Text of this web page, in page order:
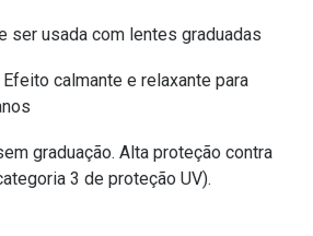
ser usada com lentes graduadas
calmante e relaxante para
graduação. Alta proteção contra
3 de proteção UV).